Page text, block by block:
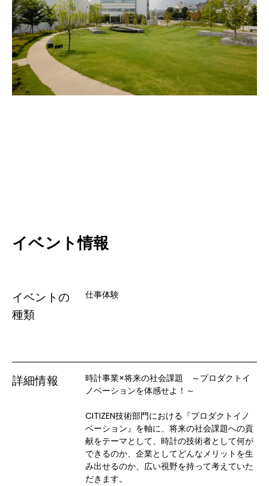
イベント情報
イベントの
種類
仕事体験
詳細情報
時計事業×将来の社会課題　～プロダクトイ
ノベーションを体感せよ！～
CITIZEN技術部門における『プロダクトイノ
ベーション』を軸に、将来の社会課題への貢
献をテーマとして、時計の技術者として何が
できるのか、企業としてどんなメリットを生
み出せるのか、広い視野を持って考えていた
だきます。